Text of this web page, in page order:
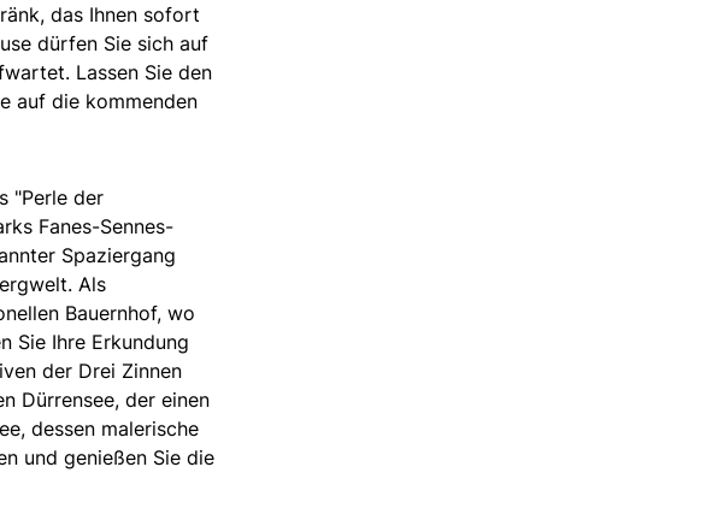
das Ihnen sofort
dürfen Sie sich auf
Lassen Sie den
auf die kommenden
"Perle der
Fanes-Sennes-
Spaziergang
Als
Bauernhof, wo
Sie Ihre Erkundung
der Drei Zinnen
Dürrensee, der einen
dessen malerische
und genießen Sie die